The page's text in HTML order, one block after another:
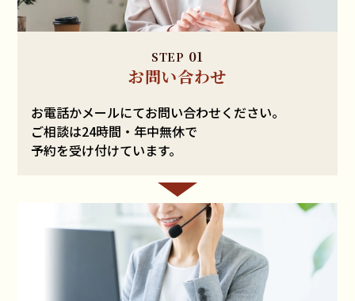
STEP 01
お問い合わせ
お電話かメールにてお問い合わせください。
ご相談は24時間・年中無休で
予約を受け付けています。